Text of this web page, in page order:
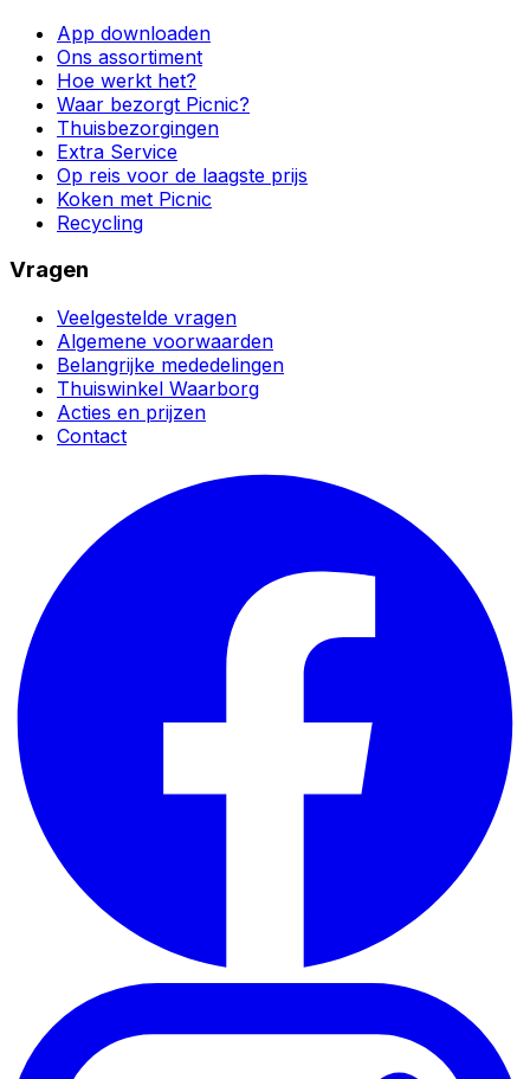
App downloaden
Ons assortiment
Hoe werkt het?
Waar bezorgt Picnic?
Thuisbezorgingen
Extra Service
Op reis voor de laagste prijs
Koken met Picnic
Recycling
Vragen
Veelgestelde vragen
Algemene voorwaarden
Belangrijke mededelingen
Thuiswinkel Waarborg
Acties en prijzen
Contact